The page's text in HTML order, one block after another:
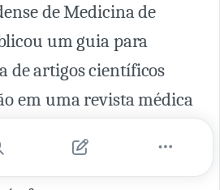
de Medicina de
um guia para
de artigos científicos
em uma revista médica